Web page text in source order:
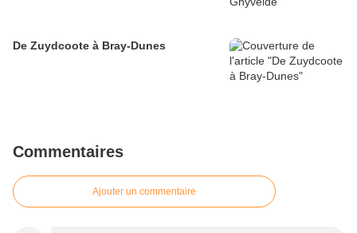
De Zuydcoote à Bray-Dunes
Commentaires
Ajouter un commentaire